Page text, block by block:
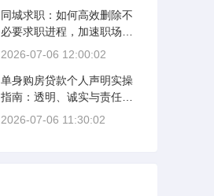
同城求职：如何高效删除不
必要求职进程，加速职场新
旅程
2026-07-06 12:00:02
单身购房贷款个人声明实操
指南：透明、诚实与责任并
重
2026-07-06 11:30:02